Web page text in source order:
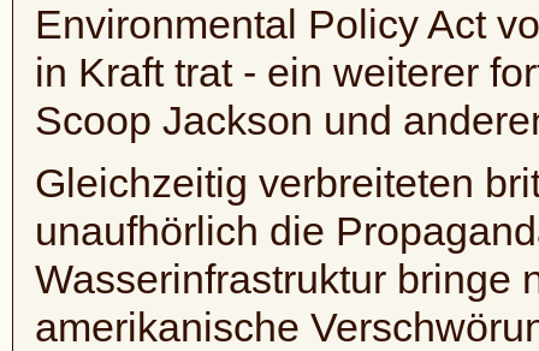
Environmental PolicyAct
in Kraft trat - ein weiterer
Scoop Jackson und
Gleichzeitig verbreiteten
unaufhörlich die
Wasserinfrastruktur bringe
amerikanische